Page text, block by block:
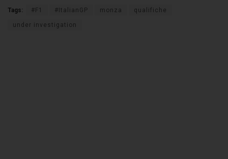
Tags: #F1 #ItalianGP monza qualifiche
under investigation